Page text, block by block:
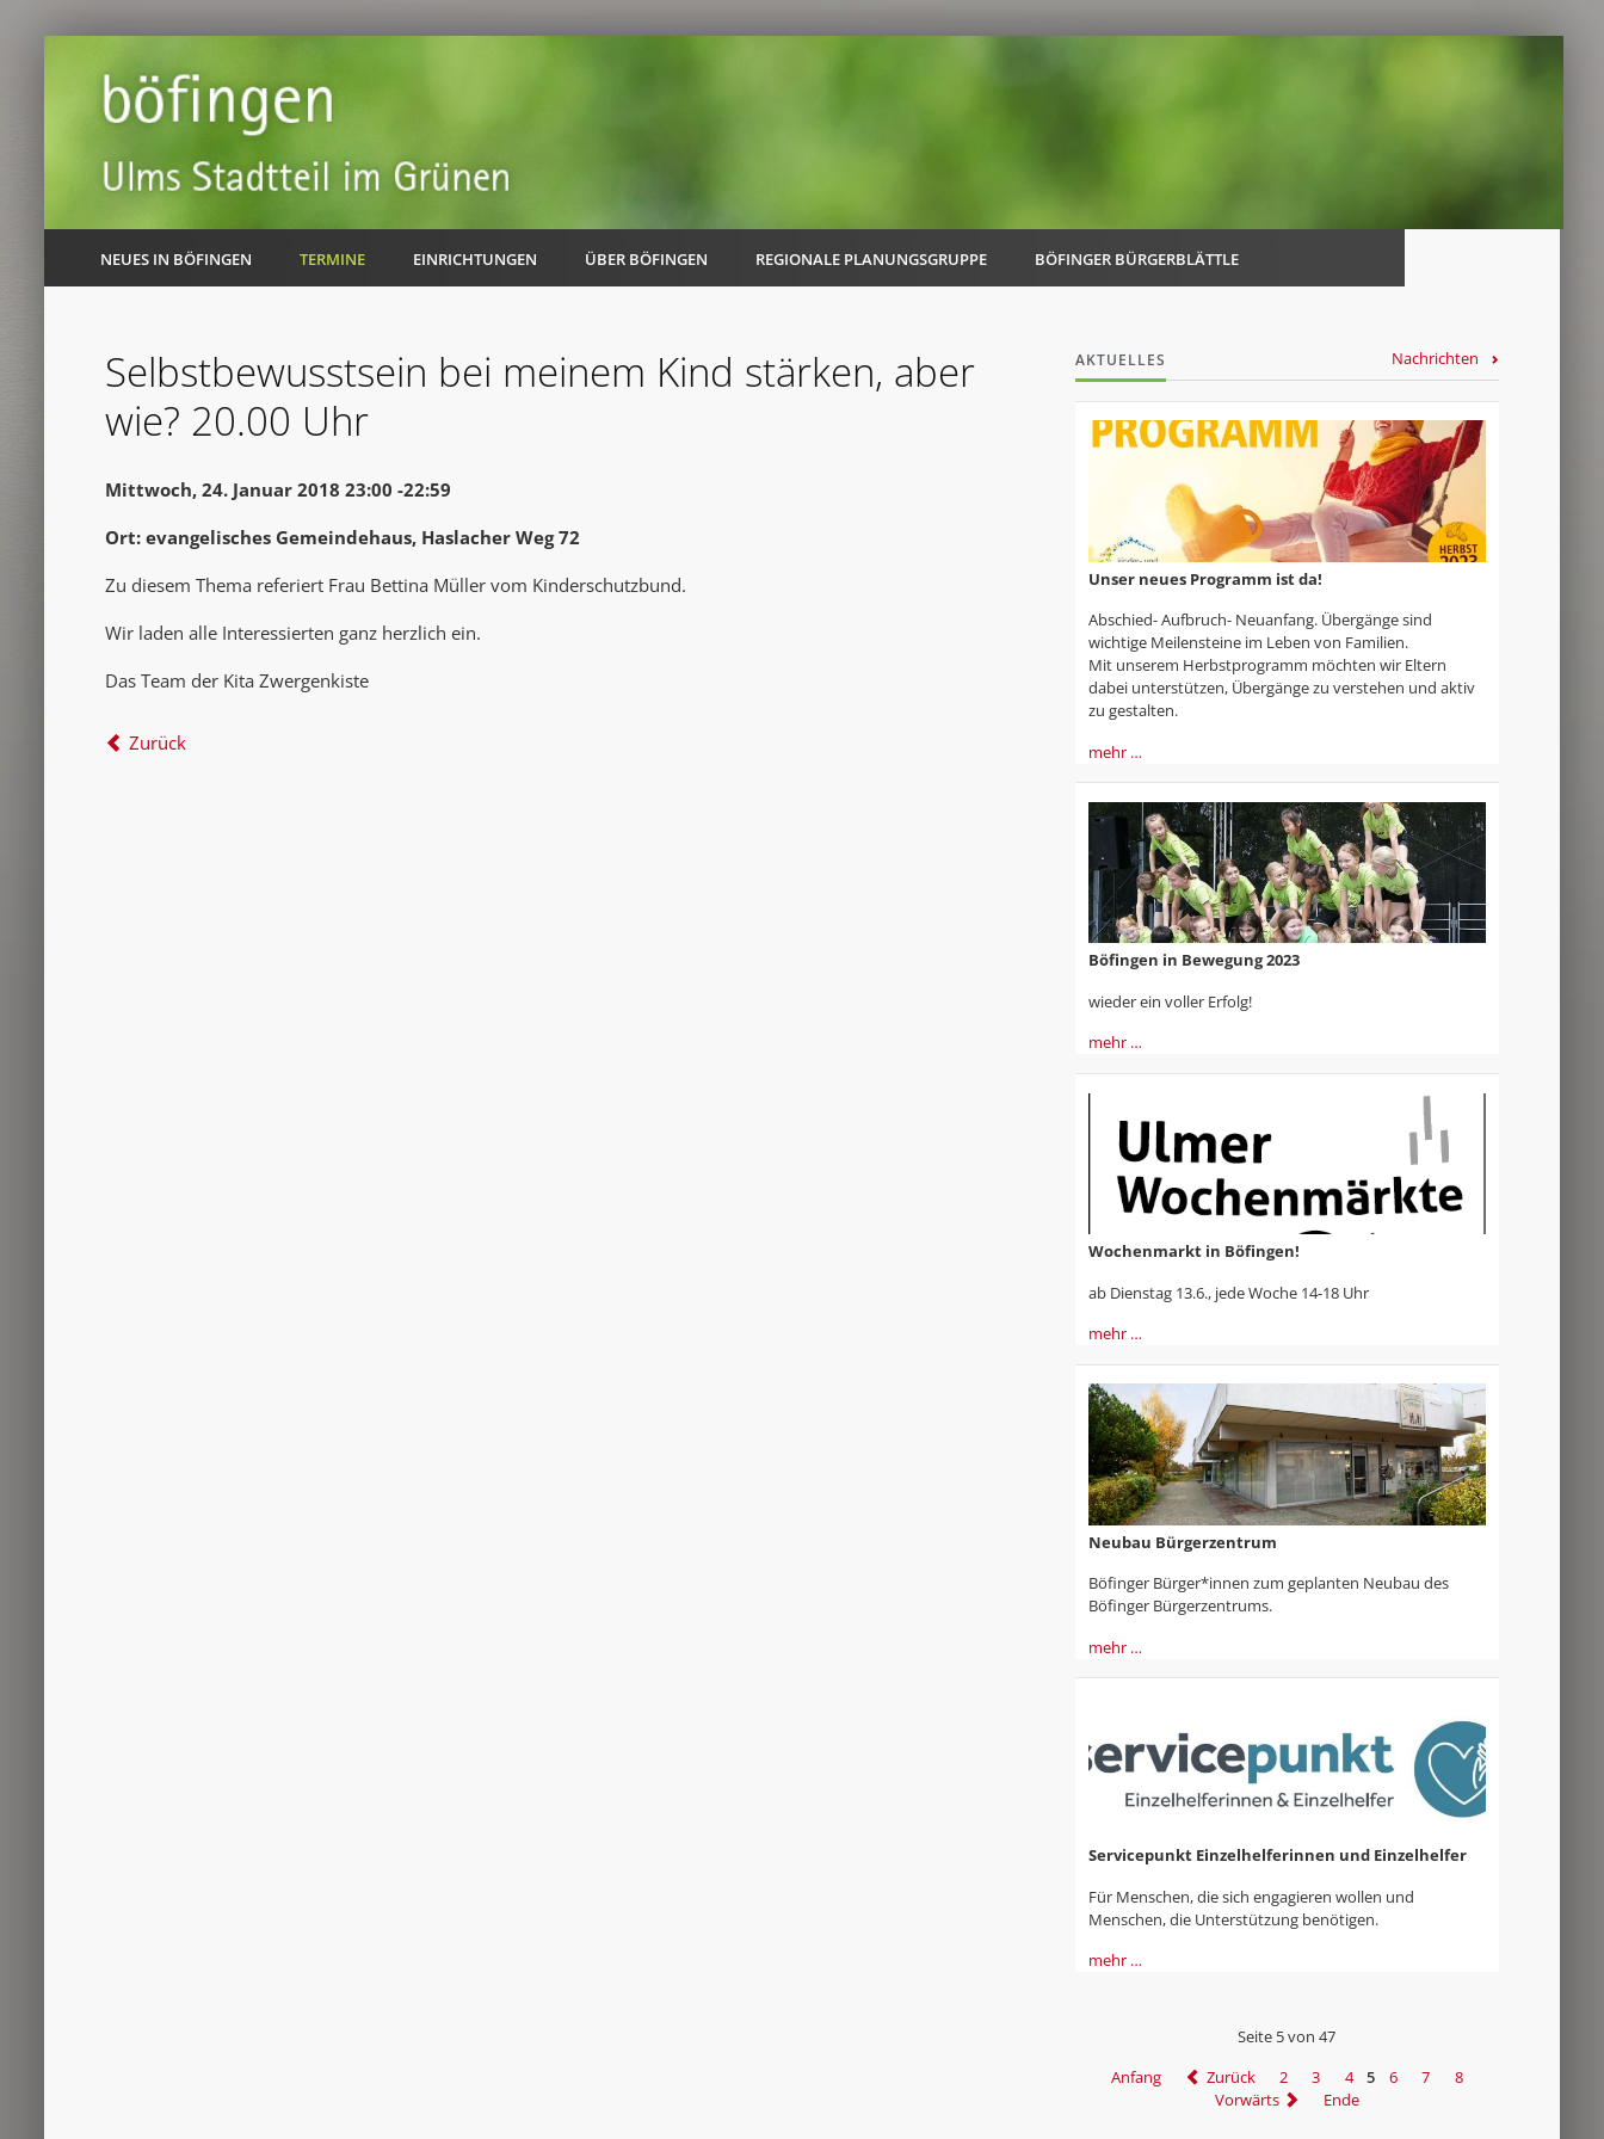
NEUES IN BÖFINGEN TERMINE EINRICHTUNGEN ÜBER BÖFINGEN REGIONALE PLANUNGSGRUPPE BÖFINGER BÜRGERBLÄTTLE
Selbstbewusstsein bei meinem Kind stärken, aber
wie? 20.00 Uhr
Mittwoch, 24. Januar 2018 23:00 -22:59
Ort: evangelisches Gemeindehaus, Haslacher Weg 72
Zu diesem Thema referiert Frau Bettina Müller vom Kinderschutzbund.
Wir laden alle Interessierten ganz herzlich ein.
Das Team der Kita Zwergenkiste
Zurück
AKTUELLES Nachrichten
Unser neues Programm ist da!
Abschied- Aufbruch- Neuanfang. Übergänge sind
wichtige Meilensteine im Leben von Familien.
Mit unserem Herbstprogramm möchten wir Eltern
dabei unterstützen, Übergänge zu verstehen und aktiv
zu gestalten.
mehr …
Böfingen in Bewegung 2023
wieder ein voller Erfolg!
mehr …
Wochenmarkt in Böfingen!
ab Dienstag 13.6., jede Woche 14-18 Uhr
mehr …
Neubau Bürgerzentrum
Böfinger Bürger*innen zum geplanten Neubau des
Böfinger Bürgerzentrums.
mehr …
Servicepunkt Einzelhelferinnen und Einzelhelfer
Für Menschen, die sich engagieren wollen und
Menschen, die Unterstützung benötigen.
mehr …
Seite 5 von 47
Anfang
Zurück 2 3 4 5 6 7
8
Vorwärts
Ende